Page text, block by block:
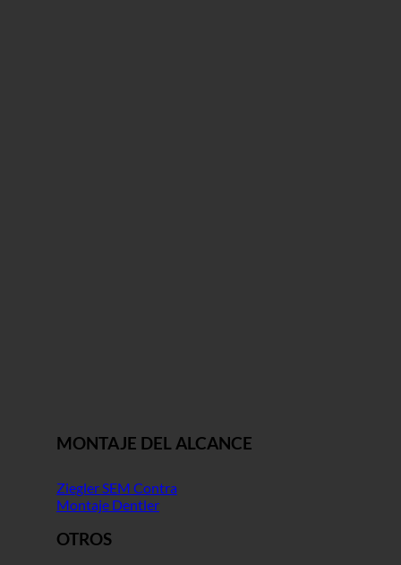
MONTAJE DEL ALCANCE
Ziegler SEM Contra
Montaje Dentler
OTROS